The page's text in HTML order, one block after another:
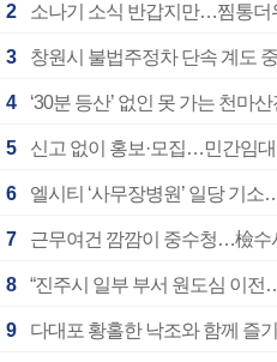
2 소나기 소식 반갑지만…찜통더
3 창원시 불법주정차 단속 계도
4 ‘30분 등산’ 없인 못 가는 천마
5 신고 없이 홍보·모집…민간임
6 엘시티 ‘사무장병원’ 일당 기
7 근무여건 깜깜이 중수청…檢수
8 “진주시 일부 부서 원도심 이
9 다대포 황홀한 낙조와 함께 즐